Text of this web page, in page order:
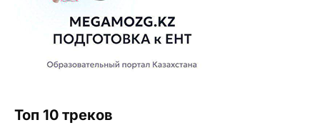
Топ 10 треков